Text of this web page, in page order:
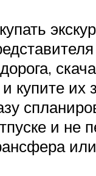
купите их
и не